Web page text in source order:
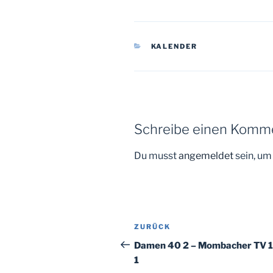
KATEGORIEN
KALENDER
Schreibe einen
Du musstangemeldetsein,
Beitragsnavigation
Vorheriger
Beitrag
ZURÜCK
Damen 40 2 – Mombacher TV
1